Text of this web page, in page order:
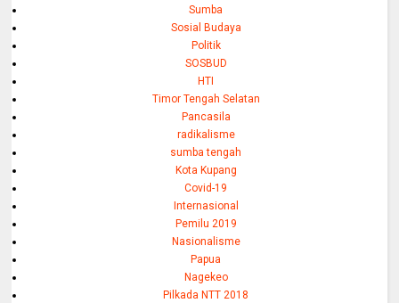
Sumba
Sosial Budaya
Politik
SOSBUD
HTI
Timor Tengah Selatan
Pancasila
radikalisme
sumba tengah
Kota Kupang
Covid-19
Internasional
Pemilu 2019
Nasionalisme
Papua
Nagekeo
Pilkada NTT 2018